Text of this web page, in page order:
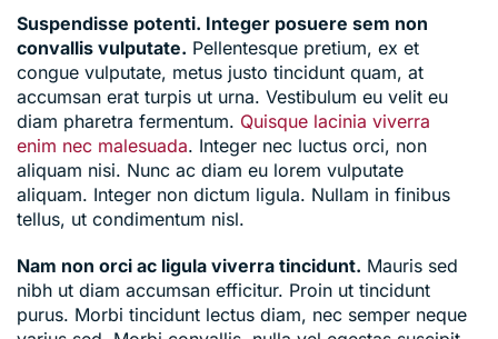
Suspendisse potenti. Integer posuere sem non
convallis vulputate. Pellentesque pretium, ex et
congue vulputate, metus justo tincidunt quam, at
accumsan erat turpis ut urna. Vestibulum eu velit eu
diam pharetra fermentum. Quisque lacinia viverra
enim nec malesuada. Integer nec luctus orci, non
aliquam nisi. Nunc ac diam eu lorem vulputate
aliquam. Integer non dictum ligula. Nullam in finibus
tellus, ut condimentum nisl.
Nam non orci ac ligula viverra tincidunt. Mauris sed
nibh ut diam accumsan efficitur. Proin ut tincidunt
purus. Morbi tincidunt lectus diam, nec semper neque